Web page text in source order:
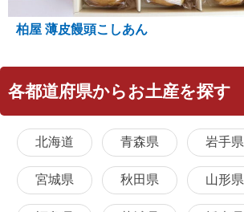
柏屋 薄皮饅頭こしあん
各都道府県からお土産を探す
北海道 青森県 岩手県
宮城県 秋田県 山形県